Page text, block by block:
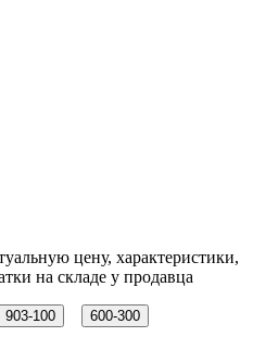
цену, характеристики,
на складе у продавца
903-100 600-300